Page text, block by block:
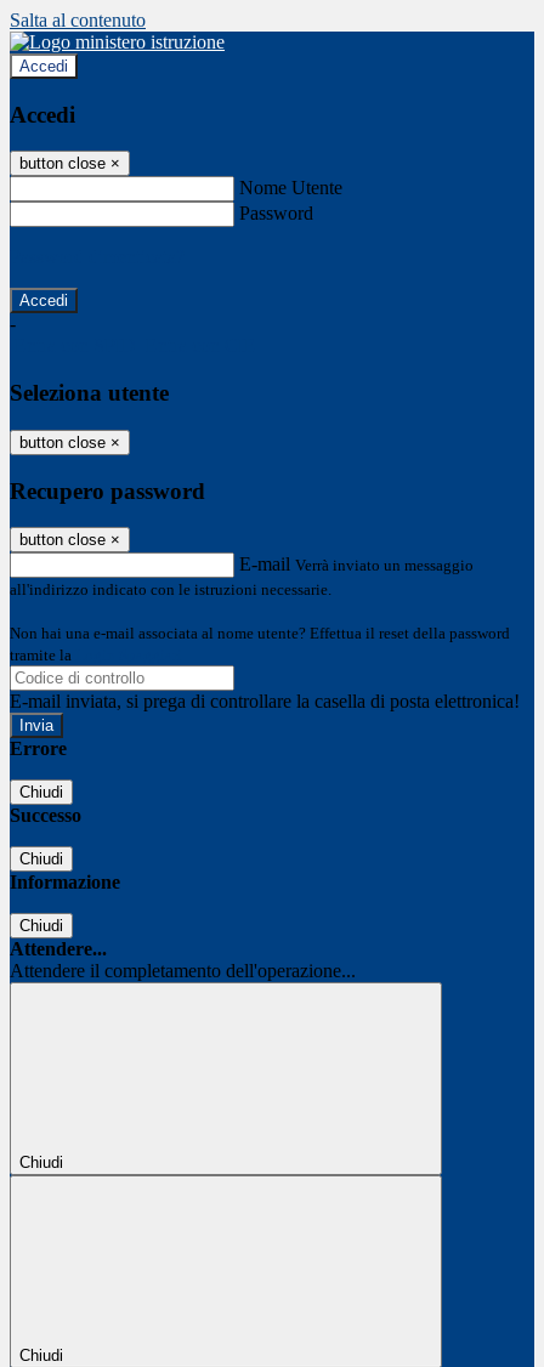
Salta al contenuto
Accedi
Accedi
button close ×
Nome Utente
Password
-
Seleziona utente
button close ×
Recupero password
button close ×
E-mail Verrà inviato un messaggio
all'indirizzo indicato con le istruzioni necessarie.
Non hai una e-mail associata al nome utente? Effettua il reset della password
tramite la
E-mail inviata, si prega di controllare la casella di posta elettronica!
Errore
Chiudi
Successo
Chiudi
Informazione
Chiudi
Attendere...
Attendere il completamento dell'operazione...
Chiudi
Chiudi